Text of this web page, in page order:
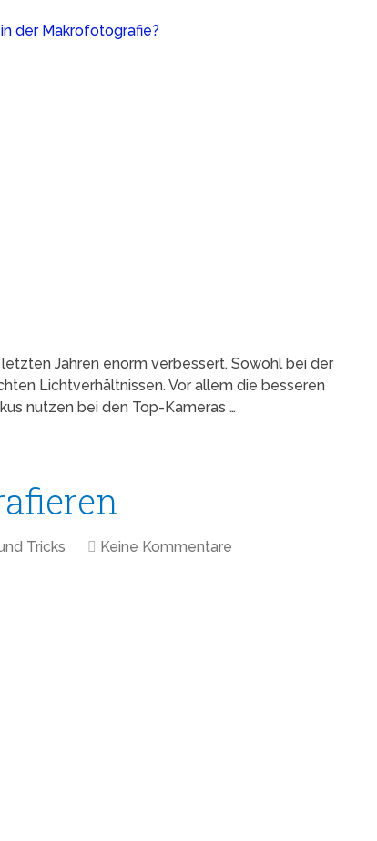
Jahren enorm verbessert. Sowohl bei der
Lichtverhältnissen. Vor allem die besseren
nutzen bei den Top-Kameras …
Tricks Keine Kommentare